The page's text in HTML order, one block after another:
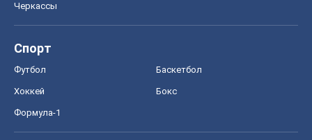
Черкассы
Спорт
Футбол Баскетбол
Хоккей Бокс
Формула-1